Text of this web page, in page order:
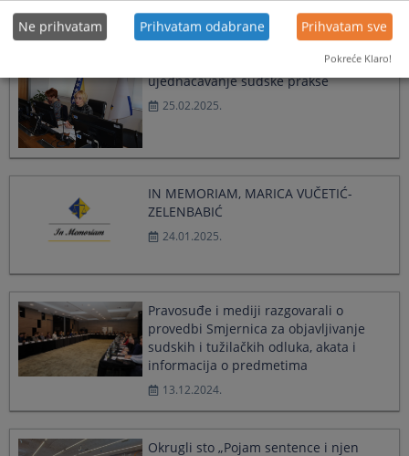
28.04.2025.
Pripremni sastanak o radu Panela za
ujednačavanje sudske prakse
25.02.2025.
IN MEMORIAM, MARICA VUČETIĆ-
ZELENBABIĆ
24.01.2025.
Pravosuđe i mediji razgovarali o
provedbi Smjernica za objavljivanje
sudskih i tužilačkih odluka, akata i
informacija o predmetima
13.12.2024.
Okrugli sto „Pojam sentence i njen
Ne prihvatam Prihvatam odabrane Prihvatam sve
Pokreće Klaro!